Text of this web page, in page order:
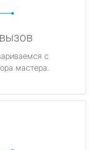
с
мастера.